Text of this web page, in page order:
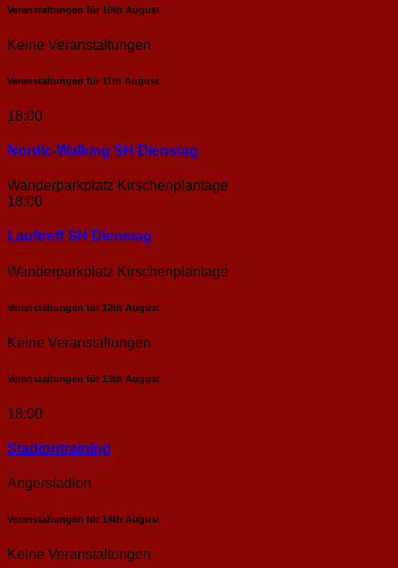
Veranstaltungen für 10th August
Keine Veranstaltungen
Veranstaltungen für 11th August
18:00
Nordic-Walking SH Dienstag
Wanderparkplatz Kirschenplantage
18:00
Lauftreff SH Dienstag
Wanderparkplatz Kirschenplantage
Veranstaltungen für 12th August
Keine Veranstaltungen
Veranstaltungen für 13th August
18:00
Stadion­training
Angerstadion
Veranstaltungen für 14th August
Keine Veranstaltungen